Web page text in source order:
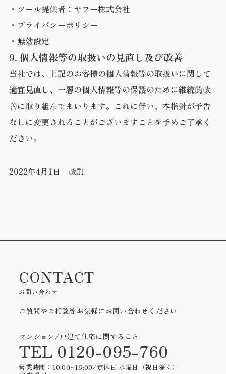
・ツール提供者：ヤフー株式会社
・プライバシーポリシー
・無効設定
個人情報等の取扱いの見直し及び改善
当社では、上記のお客様の個人情報等の取扱いに関して
適宜見直し、一層の個人情報等の保護のために継続的改
善に取り組んでまいります。これに伴い、本指針が予告
なしに変更されることがございますことを予めご了承く
ださい。
2022年4月1日 改訂
CONTACT
お問い合わせ
ご質問やご相談等お気軽にお問い合わせください
マンション/戸建て住宅に関すること
TEL 0120-095-760
営業時間：10:00~18:00/定休日:水曜日（祝日除く）